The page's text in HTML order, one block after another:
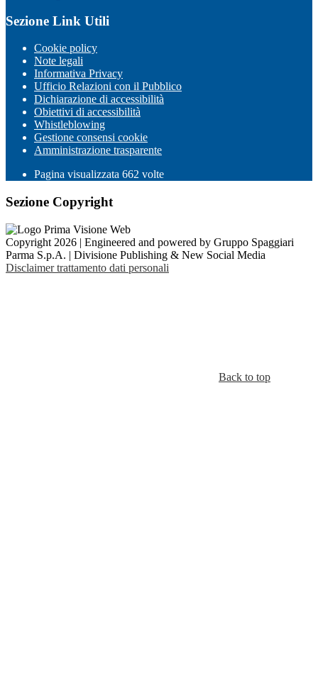
Sezione Link Utili
Cookie policy
Note legali
Informativa Privacy
Ufficio Relazioni con il Pubblico
Dichiarazione di accessibilità
Obiettivi di accessibilità
Whistleblowing
Gestione consensi cookie
Amministrazione trasparente
Pagina visualizzata 662 volte
Sezione Copyright
Copyright 2026 | Engineered and powered by Gruppo Spaggiari
Parma S.p.A. | Divisione Publishing & New Social Media
Disclaimer trattamento dati personali
Back to top